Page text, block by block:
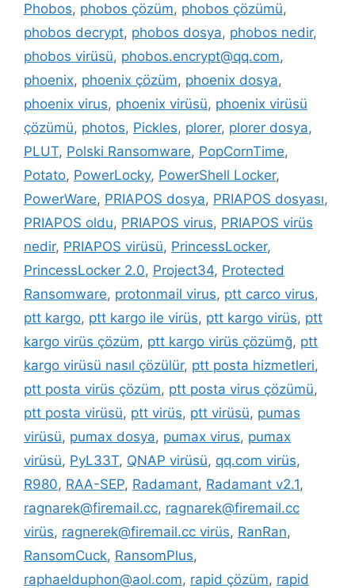
Phobos, phobos çözüm, phobos çözümü,
phobos decrypt, phobos dosya, phobos nedir,
phobos virüsü, phobos.encrypt@qq.com,
phoenix, phoenix çözüm, phoenix dosya,
phoenix virus, phoenix virüsü, phoenix virüsü
çözümü, photos, Pickles, plorer, plorer dosya,
PLUT, Polski Ransomware, PopCornTime,
Potato, PowerLocky, PowerShell Locker,
PowerWare, PRIAPOS dosya, PRIAPOS dosyası,
PRIAPOS oldu, PRIAPOS virus, PRIAPOS virüs
nedir, PRIAPOS virüsü, PrincessLocker,
PrincessLocker 2.0, Project34, Protected
Ransomware, protonmail virus, ptt carco virus,
ptt kargo, ptt kargo ile virüs, ptt kargo virüs, ptt
kargo virüs çözüm, ptt kargo virüs çözümğ, ptt
kargo virüsü nasıl çözülür, ptt posta hizmetleri,
ptt posta virüs çözüm, ptt posta virus çözümü,
ptt posta virüsü, ptt virüs, ptt virüsü, pumas
virüsü, pumax dosya, pumax virus, pumax
virüsü, PyL33T, QNAP virüsü, qq.com virüs,
R980, RAA-SEP, Radamant, Radamant v2.1,
ragnarek@firemail.cc, ragnarek@firemail.cc
virüs, ragnerek@firemail.cc virüs, RanRan,
RansomCuck, RansomPlus,
raphaelduphon@aol.com, rapid çözüm, rapid